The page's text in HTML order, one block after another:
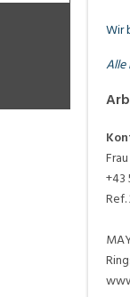
Wir
Alle
+43
Ref.